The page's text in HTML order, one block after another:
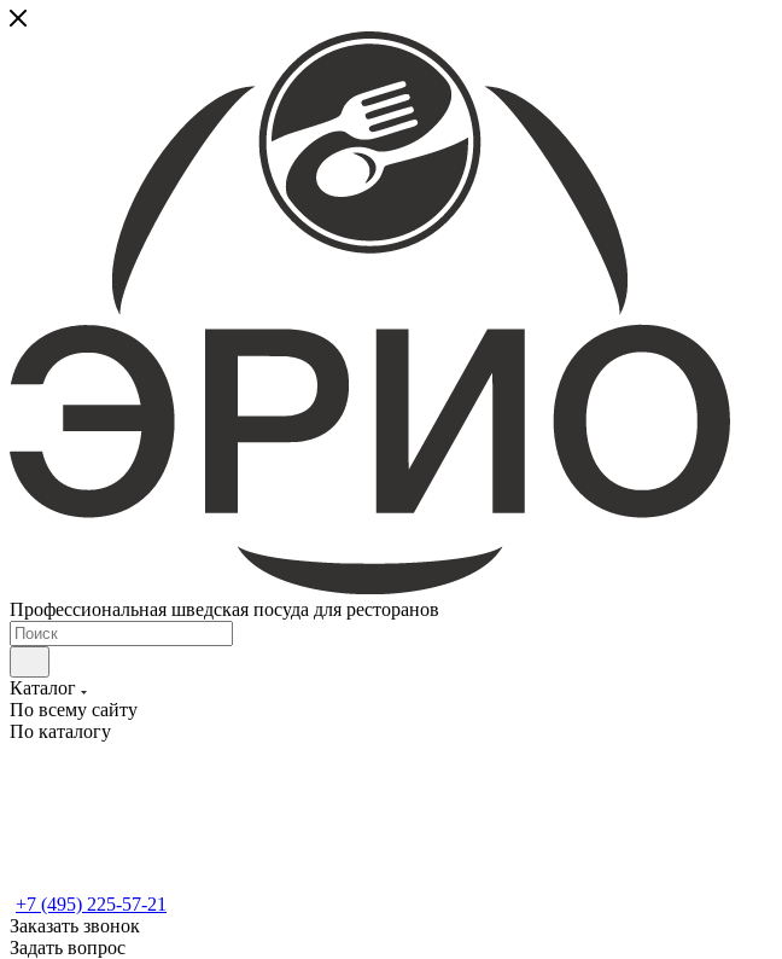
Профессиональная шведская посуда для ресторанов
Каталог
По всему сайту
По каталогу
+7 (495) 225-57-21
Заказать звонок
Задать вопрос